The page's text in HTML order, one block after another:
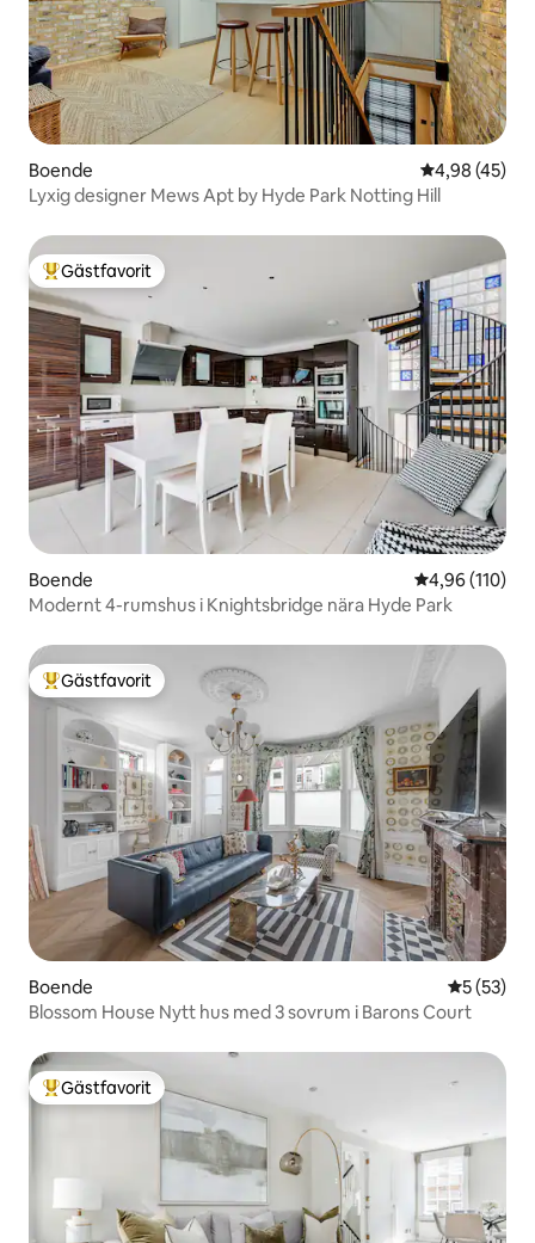
Boende 4,98 av 5 i
4,98 (45)
Lyxig designer Mews Apt by Hyde Park Notting Hill
Populär gästfavorit
Gästfavorit
Boende 4,96 av 5 i
4,96 (110)
Modernt 4-rumshus i Knightsbridge nära Hyde Park
Populär gästfavorit
Gästfavorit
Boende 5 av 5 i
5 (53)
Blossom House Nytt hus med 3 sovrum i Barons Court
Populär gästfavorit
Gästfavorit